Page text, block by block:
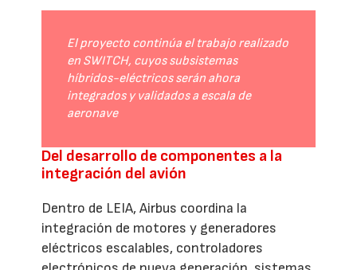
El proyecto continúa el trabajo realizado
en SWITCH, cuyos subsistemas
híbridos-eléctricos serán ahora
integrados y validados a escala de
aeronave
Del desarrollo de componentes a la
integración del avión
Dentro de LEIA, Airbus coordina la
integración de motores y generadores
eléctricos escalables, controladores